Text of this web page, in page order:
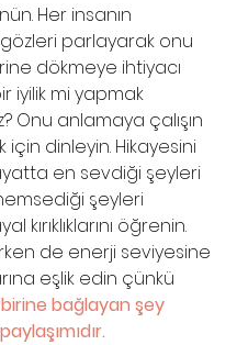
Her insanın
parlayarak onu
dökmeye ihtiyacı
iyilik mi yapmak
Onu anlamaya çalışın
dinleyin. Hikayesini
en sevdiği şeyleri
şeyleri
kırıklıklarını öğrenin.
de enerji seviyesine
eşlik edin çünkü
bağlayan şey